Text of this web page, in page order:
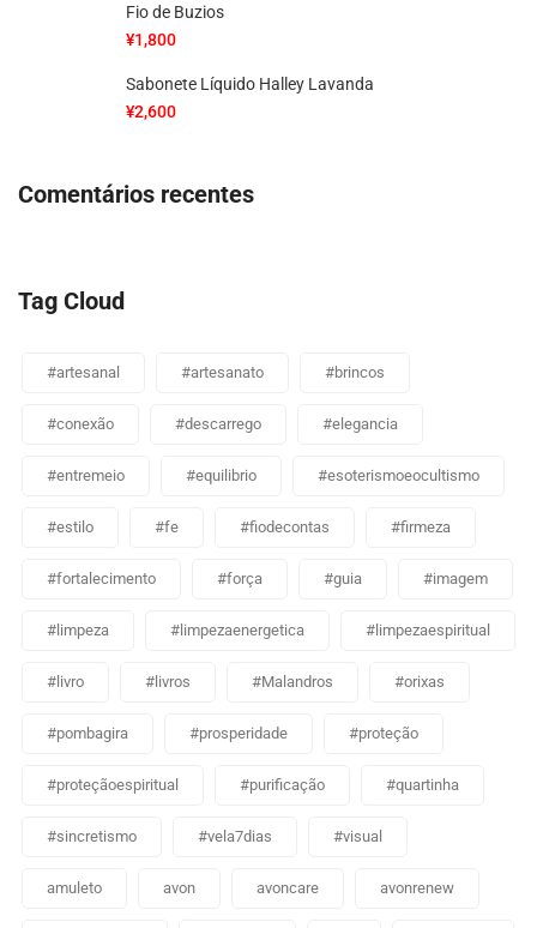
Fio de Buzios
¥1,800
Sabonete Líquido Halley Lavanda
¥2,600
Comentários recentes
Tag Cloud
#artesanal #artesanato #brincos
#conexão #descarrego #elegancia
#entremeio #equilibrio #esoterismoeocultismo
#estilo #fe #fiodecontas #firmeza
#fortalecimento #força #guia #imagem
#limpeza #limpezaenergetica #limpezaespiritual
#livro #livros #Malandros #orixas
#pombagira #prosperidade #proteção
#proteçãoespiritual #purificação #quartinha
#sincretismo #vela7dias #visual
amuleto avon avoncare avonrenew